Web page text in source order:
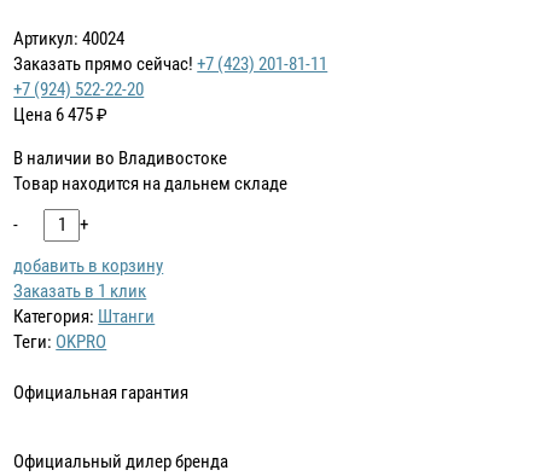
Артикул: 40024
Заказать прямо сейчас! +7 (423) 201-81-11
+7 (924) 522-22-20
Цена 6 475₽
В наличии во Владивостоке
Товар находится на дальнем складе
-
+
добавить в корзину
Заказать в 1 клик
Категория: Штанги
Теги: OKPRO
Официальная гарантия
Официальный дилер бренда